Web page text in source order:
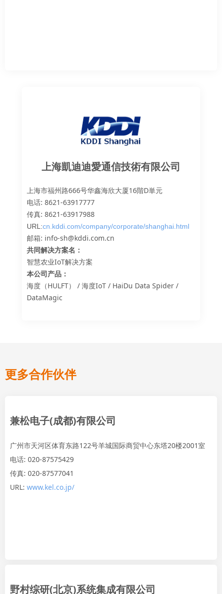
上海凱迪迪愛通信技術有限公司
上海市福州路666号华鑫海欣大厦16階D単元
电话: 8621-63917777
传真: 8621-63917988
URL:cn.kddi.com/company/corporate/shanghai.html
邮箱: info-sh@kddi.com.cn
共同解决方案名：
智慧农业IoT解决方案
本公司产品：
海度（HULFT） / 海度IoT / HaiDu Data Spider /
DataMagic
兼松电子(成都)有限公司
广州市天河区体育东路122号羊城国际商贸中心东塔20楼2001室
电话: 020-87575429
传真: 020-87577041
URL: www.kel.co.jp/
更多合作伙伴
野村综研(北京)系统集成有限公司